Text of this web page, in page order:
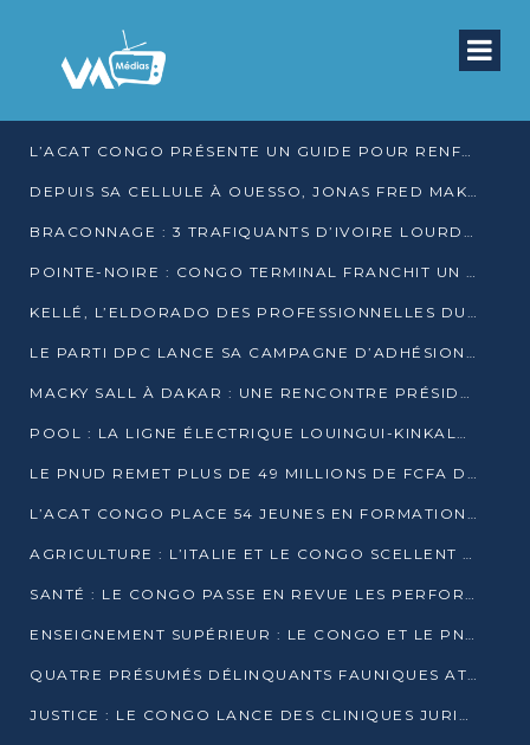
L’ACAT CONGO PRÉSENTE UN GUIDE POUR RENFORCER LES GARANTIES JUDICIAIRES EN GARDE À VUE
DEPUIS SA CELLULE À OUESSO, JONAS FRED MAKITA DÉNONCE CE QU’IL QUALIFIE DE DÉNI DE JUSTICE
BRACONNAGE : 3 TRAFIQUANTS D’IVOIRE LOURDEMENT CONDAMNÉS À DJAMBALA
POINTE-NOIRE : CONGO TERMINAL FRANCHIT UN CAP HISTORIQUE AVEC 99 MOUVEMENTS/HEURE
KELLÉ, L’ELDORADO DES PROFESSIONNELLES DU SEXE
LE PARTI DPC LANCE SA CAMPAGNE D’ADHÉSIONS ET VEUT STRUCTURER SA PRÉSENCE DANS LES 15 DÉPARTEMENTS
MACKY SALL À DAKAR : UNE RENCONTRE PRÉSIDENTIELLE QUI DIVISE L’OPINION SÉNÉGALAISE
POOL : LA LIGNE ÉLECTRIQUE LOUINGUI-KINKALA-BOKO MISE EN SERVICE
LE PNUD REMET PLUS DE 49 MILLIONS DE FCFA D’ÉQUIPEMENTS POUR ACCÉLÉRER LA NUMÉRISATION DU SYSTÈME DE SANTÉ
L’ACAT CONGO PLACE 54 JEUNES EN FORMATION PROFESSIONNELLE
AGRICULTURE : L’ITALIE ET LE CONGO SCELLENT UN PARTENARIAT POUR UNE PRODUCTION LOCALE DURABLE
SANTÉ : LE CONGO PASSE EN REVUE LES PERFORMANCES DE SES HÔPITAUX À MI-PARCOURS
ENSEIGNEMENT SUPÉRIEUR : LE CONGO ET LE PNUD VEULENT RAPPROCHER LA FORMATION UNIVERSITAIRE DES BESOINS DU MARCHÉ DE L’EMPLOI
QUATRE PRÉSUMÉS DÉLINQUANTS FAUNIQUES ATTENDUS DEVANT LA JUSTICE POUR TRAFIC D’IVOIRE
JUSTICE : LE CONGO LANCE DES CLINIQUES JURIDIQUES POUR RAPPROCHER LE DROIT DES CITOYENS